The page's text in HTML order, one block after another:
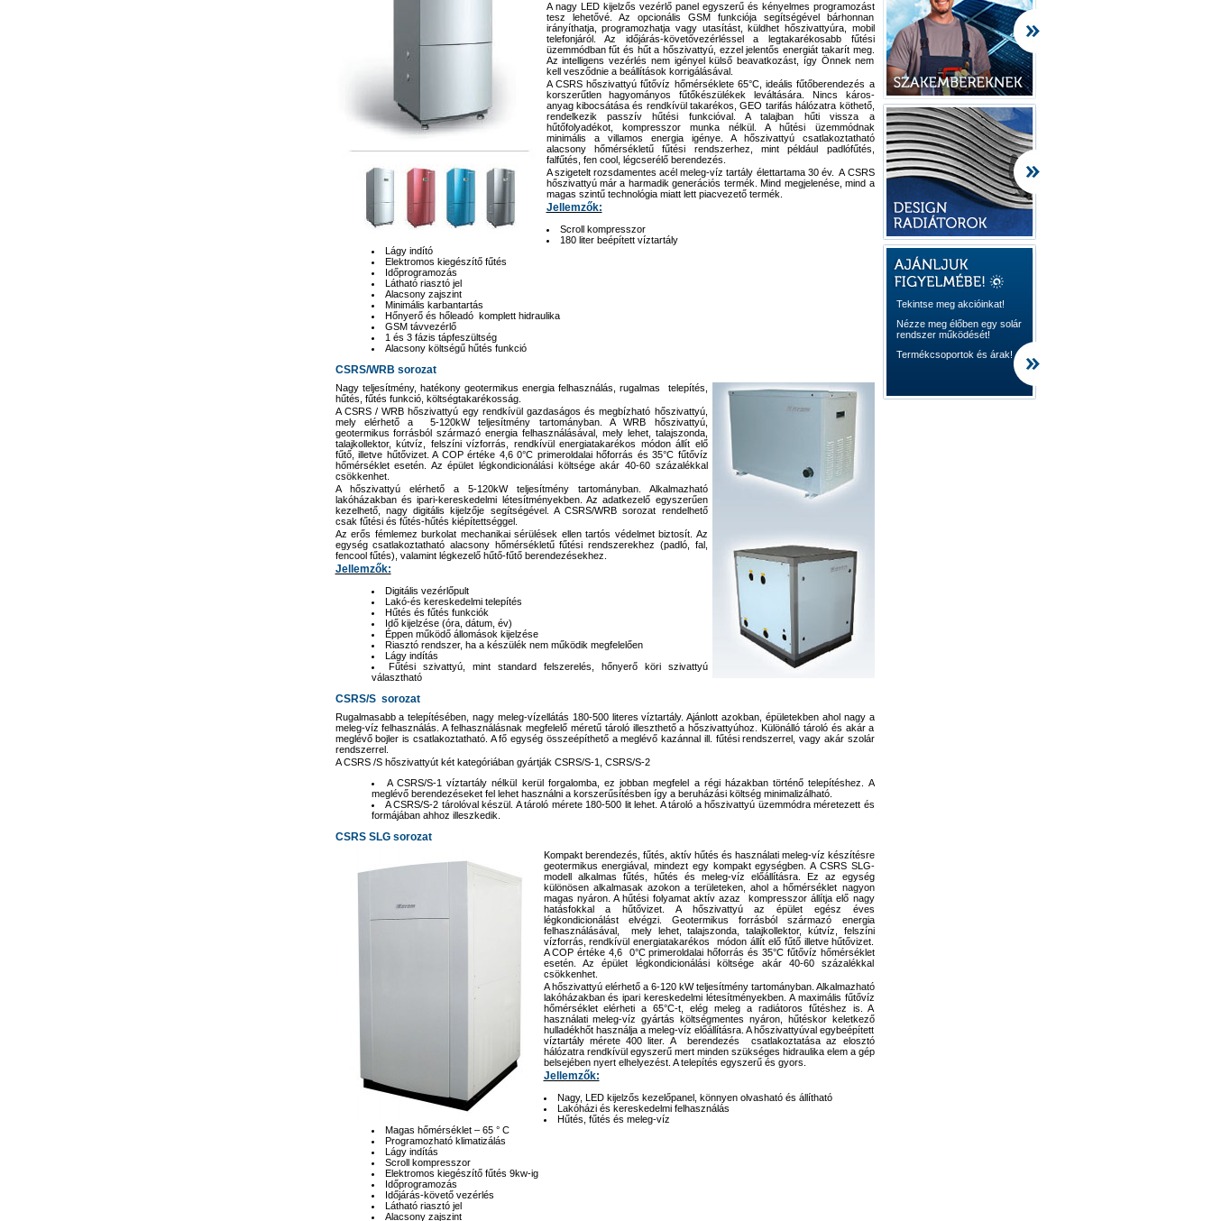
A nagy LED kijelzős vezérlő panel egyszerű és kényelmes programozást
tesz lehetővé. Az opcionális GSM funkciója segítségével bárhonnan
irányíthatja, programozhatja vagy utasítást, küldhet hőszivattyúra, mobil
telefonjáról. Az időjárás-követővezérléssel a legtakarékosabb fűtési
üzemmódban fűt és hűt a hőszivattyú, ezzel jelentős energiát takarít meg.
Az intelligens vezérlés nem igényel külső beavatkozást, így Önnek nem
kell vesződnie a beállítások korrigálásával.
A CSRS hőszivattyú fűtővíz hőmérséklete 65°C, ideális fűtőberendezés a
korszerűtlen hagyományos fűtőkészülékek leváltására. Nincs káros-
anyag kibocsátása és rendkívül takarékos, GEO tarifás hálózatra köthető,
rendelkezik passzív hűtési funkcióval. A talajban hűti vissza a
hűtőfolyadékot, kompresszor munka nélkül. A hűtési üzemmódnak
minimális a villamos energia igénye. A hőszivattyú csatlakoztatható
alacsony hőmérsékletű fűtési rendszerhez, mint például padlófűtés,
falfűtés, fen cool, légcserélő berendezés.
A szigetelt rozsdamentes acél meleg-víz tartály élettartama 30 év. A CSRS
hőszivattyú már a harmadik generációs termék. Mind megjelenése, mind a
magas szintű technológia miatt lett piacvezető termék.
Jellemzők:
Scroll kompresszor
180 liter beépített víztartály
Lágy indító
Elektromos kiegészítő fűtés
Időprogramozás
Látható riasztó jel
Alacsony zajszint
Minimális karbantartás
Hőnyerő és hőleadó komplett hidraulika
GSM távvezérlő
1 és 3 fázis tápfeszültség
Alacsony költségű hűtés funkció
CSRS/WRB sorozat
Nagy teljesítmény, hatékony geotermikus energia felhasználás, rugalmas telepítés,
hűtés, fűtés funkció, költségtakarékosság.
A CSRS / WRB hőszivattyú egy rendkívül gazdaságos és megbízható hőszivattyú,
mely elérhető a 5-120kW teljesítmény tartományban. A WRB hőszivattyú,
geotermikus forrásból származó energia felhasználásával, mely lehet, talajszonda,
talajkollektor, kútvíz, felszíni vízforrás, rendkívül energiatakarékos módon állít elő
fűtő, illetve hűtővizet. A COP értéke 4,6 0°C primeroldalai hőforrás és 35°C fűtővíz
hőmérséklet esetén. Az épület légkondicionálási költsége akár 40-60 százalékkal
csökkenhet.
A hőszivattyú elérhető a 5-120kW teljesítmény tartományban. Alkalmazható
lakóházakban és ipari-kereskedelmi létesítményekben. Az adatkezelő egyszerűen
kezelhető, nagy digitális kijelzője segítségével. A CSRS/WRB sorozat rendelhető
csak fűtési és fűtés-hűtés kiépítettséggel.
Az erős fémlemez burkolat mechanikai sérülések ellen tartós védelmet biztosít. Az
egység csatlakoztatható alacsony hőmérsékletű fűtési rendszerekhez (padló, fal,
fencool fűtés), valamint légkezelő hűtő-fűtő berendezésekhez.
Jellemzők:
Digitális vezérlőpult
Lakó-és kereskedelmi telepítés
Hűtés és fűtés funkciók
Idő kijelzése (óra, dátum, év)
Éppen működő állomások kijelzése
Riasztó rendszer, ha a készülék nem működik megfelelően
Lágy indítás
Fűtési szivattyú, mint standard felszerelés, hőnyerő köri szivattyú
választható
CSRS/S sorozat
Rugalmasabb a telepítésében, nagy meleg-vízellátás 180-500 literes víztartály. Ajánlott azokban, épületekben ahol nagy a
meleg-víz felhasználás. A felhasználásnak megfelelő méretű tároló illeszthető a hőszivattyúhoz. Különálló tároló és akár a
meglévő bojler is csatlakoztatható. A fő egység összeépíthető a meglévő kazánnal ill. fűtési rendszerrel, vagy akár szolár
rendszerrel.
A CSRS /S hőszivattyút két kategóriában gyártják CSRS/S-1, CSRS/S-2
A CSRS/S-1 víztartály nélkül kerül forgalomba, ez jobban megfelel a régi házakban történő telepítéshez. A
meglévő berendezéseket fel lehet használni a korszerűsítésben így a beruházási költség minimalizálható.
A CSRS/S-2 tárolóval készül. A tároló mérete 180-500 lit lehet. A tároló a hőszivattyú üzemmódra méretezett és
formájában ahhoz illeszkedik.
CSRS SLG sorozat
Kompakt berendezés, fűtés, aktív hűtés és használati meleg-víz készítésre
geotermikus energiával, mindezt egy kompakt egységben. A CSRS SLG-
modell alkalmas fűtés, hűtés és meleg-víz előállításra. Ez az egység
különösen alkalmasak azokon a területeken, ahol a hőmérséklet nagyon
magas nyáron. A hűtési folyamat aktív azaz kompresszor állítja elő nagy
hatásfokkal a hűtővizet. A hőszivattyú az épület egész éves
légkondicionálást elvégzi. Geotermikus forrásból származó energia
felhasználásával, mely lehet, talajszonda, talajkollektor, kútvíz, felszíni
vízforrás, rendkívül energiatakarékos módon állít elő fűtő illetve hűtővizet.
A COP értéke 4,6 0°C primeroldalai hőforrás és 35°C fűtővíz hőmérséklet
esetén. Az épület légkondicionálási költsége akár 40-60 százalékkal
csökkenhet.
A hőszivattyú elérhető a 6-120 kW teljesítmény tartományban. Alkalmazható
lakóházakban és ipari kereskedelmi létesítményekben. A maximális fűtővíz
hőmérséklet elérheti a 65°C-t, elég meleg a radiátoros fűtéshez is. A
használati meleg-víz gyártás költségmentes nyáron, hűtéskor keletkező
hulladékhőt használja a meleg-víz előállításra. A hőszivattyúval egybeépített
víztartály mérete 400 liter. A berendezés csatlakoztatása az elosztó
hálózatra rendkívül egyszerű mert minden szükséges hidraulika elem a gép
belsejében nyert elhelyezést. A telepítés egyszerű és gyors.
Jellemzők:
Nagy, LED kijelzős kezelőpanel, könnyen olvasható és állítható
Lakóházi és kereskedelmi felhasználás
Hűtés, fűtés és meleg-víz
Magas hőmérséklet – 65 ° C
Programozható klimatizálás
Lágy indítás
Scroll kompresszor
Elektromos kiegészítő fűtés 9kw-ig
Időprogramozás
Időjárás-követő vezérlés
Látható riasztó jel
Alacsony zajszint
Tekintse meg akcióinkat!
Nézze meg élőben egy solár
rendszer működését!
Termékcsoportok és árak!